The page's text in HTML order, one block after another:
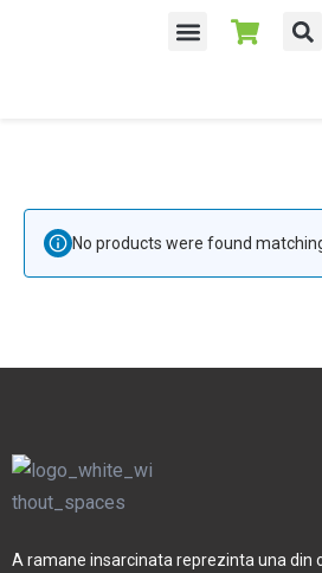
No products were found
A ramane insarcinata reprezinta una din